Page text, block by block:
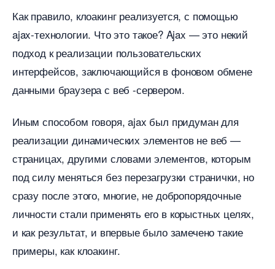
Как правило, клоакинг реализуется, с помощью
ajax-технологии. Что это такое? Ajax — это некий
подход к реализации пользовательских
интерфейсов, заключающийся в фоновом обмене
данными браузера с веб -сервером.
Иным способом говоря, ajax был придуман для
реализации динамических элементов не веб —
страницах, другими словами элементов, которым
под силу меняться без перезагрузки странички, но
сразу после этого, многие, не добропорядочные
личности стали применять его в корыстных целях,
и как результат, и впервые было замечено такие
примеры, как клоакинг.